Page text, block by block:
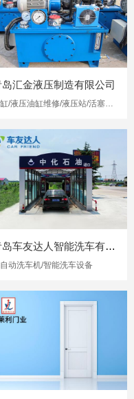
岛汇金液压制造有限公司
油缸/液压油缸维修/液压站/活塞杆修复
青岛车友达人智能洗车有限公司
动洗车机/智能洗车设备